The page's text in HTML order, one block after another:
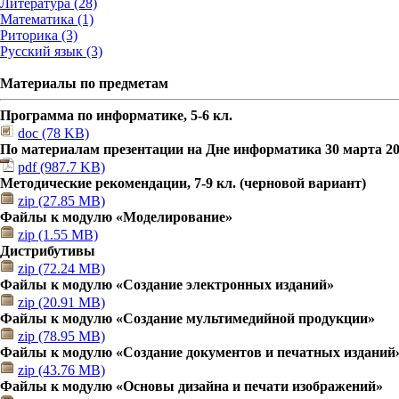
Литература (28)
Математика (1)
Риторика (3)
Русский язык (3)
Материалы по предметам
Программа по информатике, 5-6 кл.
doc (78 KB)
По материалам презентации на Дне информатика 30 марта
pdf (987.7 KB)
Методические рекомендации, 7-9 кл. (черновой вариант)
zip (27.85 MB)
Файлы к модулю «Моделирование»
zip (1.55 MB)
Дистрибутивы
zip (72.24 MB)
Файлы к модулю «Создание электронных изданий»
zip (20.91 MB)
Файлы к модулю «Создание мультимедийной продукции»
zip (78.95 MB)
Файлы к модулю «Создание документов и печатных
zip (43.76 MB)
Файлы к модулю «Основы дизайна и печати изображений»